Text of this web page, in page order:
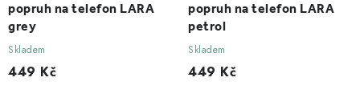
popruh na telefon LARA
grey
Skladem
449 Kč
popruh na telefon LARA
petrol
Skladem
449 Kč